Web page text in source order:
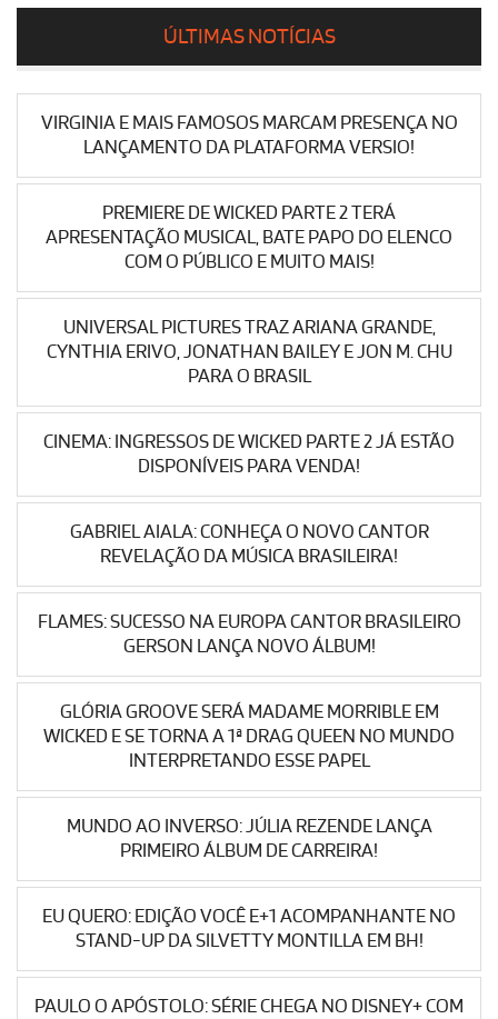
ÚLTIMAS NOTÍCIAS
VIRGINIA E MAIS FAMOSOS MARCAM PRESENÇA NO
LANÇAMENTO DA PLATAFORMA VERSIO!
PREMIERE DE WICKED PARTE 2 TERÁ
APRESENTAÇÃO MUSICAL, BATE PAPO DO ELENCO
COM O PÚBLICO E MUITO MAIS!
UNIVERSAL PICTURES TRAZ ARIANA GRANDE,
CYNTHIA ERIVO, JONATHAN BAILEY E JON M. CHU
PARA O BRASIL
CINEMA: INGRESSOS DE WICKED PARTE 2 JÁ ESTÃO
DISPONÍVEIS PARA VENDA!
GABRIEL AIALA: CONHEÇA O NOVO CANTOR
REVELAÇÃO DA MÚSICA BRASILEIRA!
FLAMES: SUCESSO NA EUROPA CANTOR BRASILEIRO
GERSON LANÇA NOVO ÁLBUM!
GLÓRIA GROOVE SERÁ MADAME MORRIBLE EM
WICKED E SE TORNA A 1ª DRAG QUEEN NO MUNDO
INTERPRETANDO ESSE PAPEL
MUNDO AO INVERSO: JÚLIA REZENDE LANÇA
PRIMEIRO ÁLBUM DE CARREIRA!
EU QUERO: EDIÇÃO VOCÊ E+1 ACOMPANHANTE NO
STAND-UP DA SILVETTY MONTILLA EM BH!
PAULO O APÓSTOLO: SÉRIE CHEGA NO DISNEY+ COM